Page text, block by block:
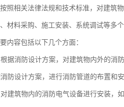
照相关法律法规和技术标准，对建筑
材料采购、施工安装、系统调试等多个
内容包括以下几个方面：
据消防设计方案，对建筑物内外的消
防设计方案，进行消防管道的布置和
建筑物内的消防电气设备进行安装，